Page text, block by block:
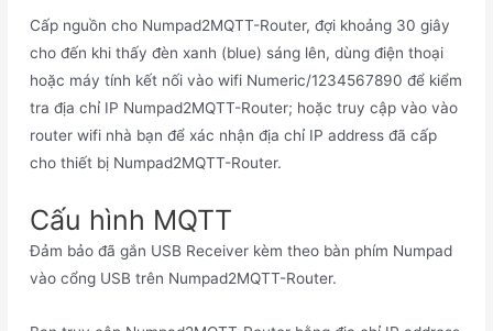
Cấp nguồn cho Numpad2MQTT-Router, đợi khoảng 30 giây
cho đến khi thấy đèn xanh (blue) sáng lên, dùng điện thoại
hoặc máy tính kết nối vào wifi Numeric/1234567890 để kiểm
tra địa chỉ IP Numpad2MQTT-Router; hoặc truy cập vào vào
router wifi nhà bạn để xác nhận địa chỉ IP address đã cấp
cho thiết bị Numpad2MQTT-Router.
Cấu hình MQTT
Đảm bảo đã gắn USB Receiver kèm theo bàn phím Numpad
vào cổng USB trên Numpad2MQTT-Router.